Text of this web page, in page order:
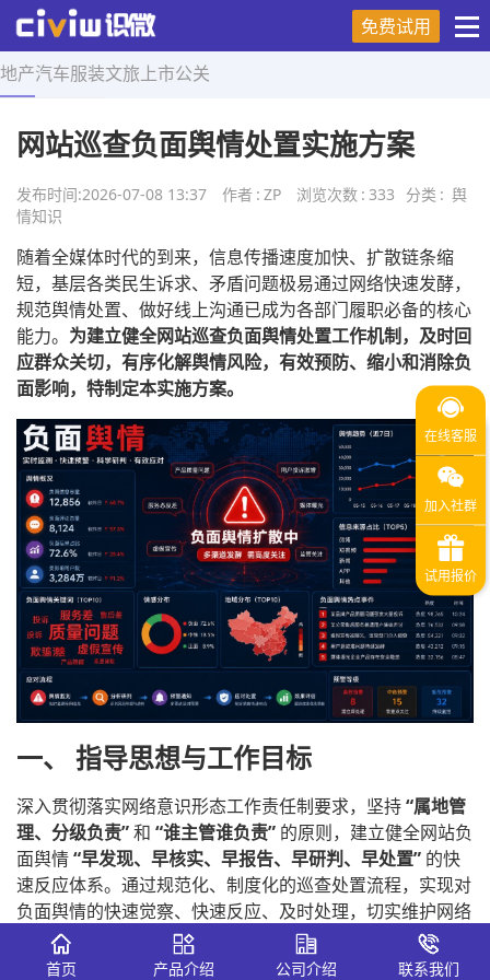
免费试用
地产汽车服装文旅 上市公关
首页 > 舆情知识 > 正文
网站巡查负面舆情处置实施方案
发布时间:2026-07-08 13:37 作者 : ZP 浏览次数 : 333 分类 : 舆
情知识
随着全媒体时代的到来，信息传播速度加快、扩散链条缩
短，基层各类民生诉求、矛盾问题极易通过网络快速发酵，
规范舆情处置、做好线上沟通已成为各部门履职必备的核心
能力。 为建立健全网站巡查负面舆情处置工作机制，及时回
应群众关切，有序化解舆情风险，有效预防、缩小和消除负
面影响，特制定本实施方案。
一、 指导思想与工作目标
深入贯彻落实网络意识形态工作责任制要求，坚持“属地管
理、分级负责”和 “谁主管谁负责” 的原则，建立健全网站负
面舆情“早发现、早核实、早报告、早研判、早处置” 的快
速反应体系。通过规范化、制度化的巡查处置流程，实现对
负面舆情的快速觉察、快速反应、及时处理，切实维护网络
空间清朗环境。
首页 产品介绍 公司介绍 联系我们